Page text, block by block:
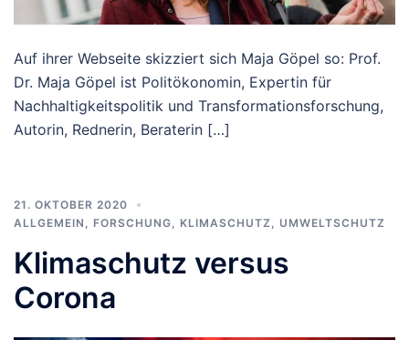
Auf ihrer Webseite skizziert sich Maja Göpel so: Prof.
Dr. Maja Göpel ist Politökonomin, Expertin für
Nachhaltigkeitspolitik und Transformationsforschung,
Autorin, Rednerin, Beraterin […]
21. OKTOBER 2020
ALLGEMEIN
FORSCHUNG KLIMASCHUTZ UMWELTSCHUTZ
Klimaschutz versus
Corona